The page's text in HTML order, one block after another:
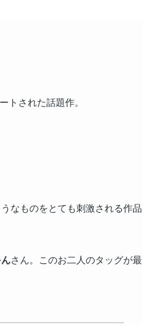
された話題作。
なものをとても刺激される作品
さん。このお二人のタッグが最